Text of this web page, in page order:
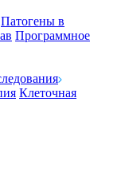
Патогены в
Программное
Клеточная